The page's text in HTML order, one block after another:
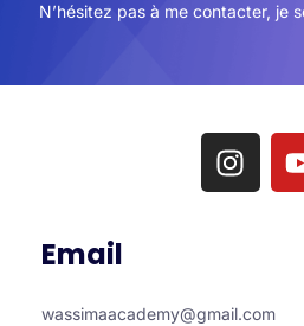
N’hésitez pas à me contacter, je
Email
wassimaacademy@gmail.com